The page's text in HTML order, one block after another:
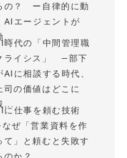
の？ ー自律的に動
AIエージェントが
...
時代の「中間管理職
ライシス」 —部下
AIに相談する時代、
司の価値はどこに
...
に仕事を頼む技術
ぜ「営業資料を作
て」と頼むと失敗す